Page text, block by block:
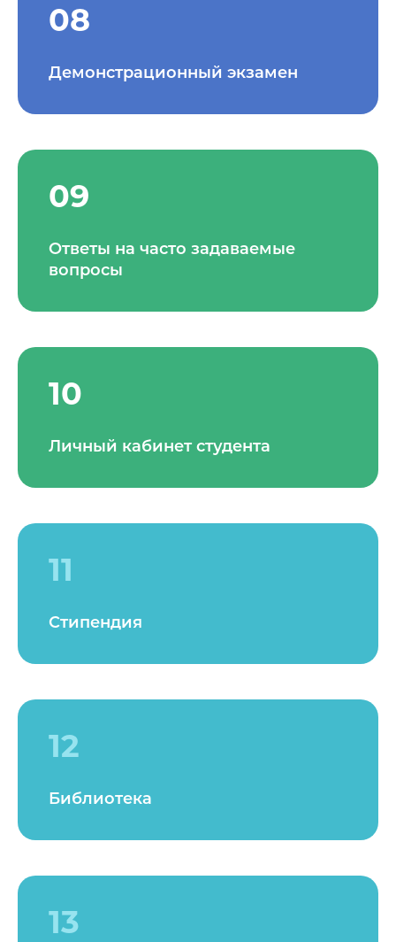
08
Демонстрационный экзамен
09
Ответы на часто задаваемые
вопросы
10
Личный кабинет студента
11
Стипендия
12
Библиотека
13